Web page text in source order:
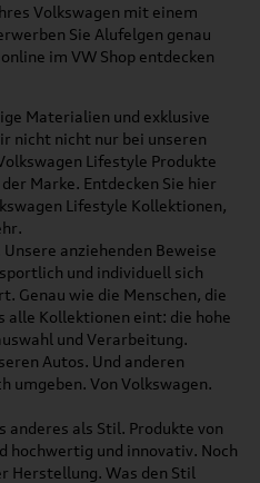
Volkswagen mit einem
Sie Alufelgen genau
im VW Shop entdecken
Materialien und exklusive
nicht nicht nur bei unseren
Lifestyle Produkte
Marke. Entdecken Sie hier
Lifestyle Kollektionen,
anziehenden Beweise
und individuell sich
Genau wie die Menschen, die
alle Kollektionen eint: die hohe
und Verarbeitung.
Autos. Und anderen
umgeben. Von Volkswagen.
anderes als Stil. Produkte von
hochwertig und innovativ. Noch
Herstellung. Was den Stil